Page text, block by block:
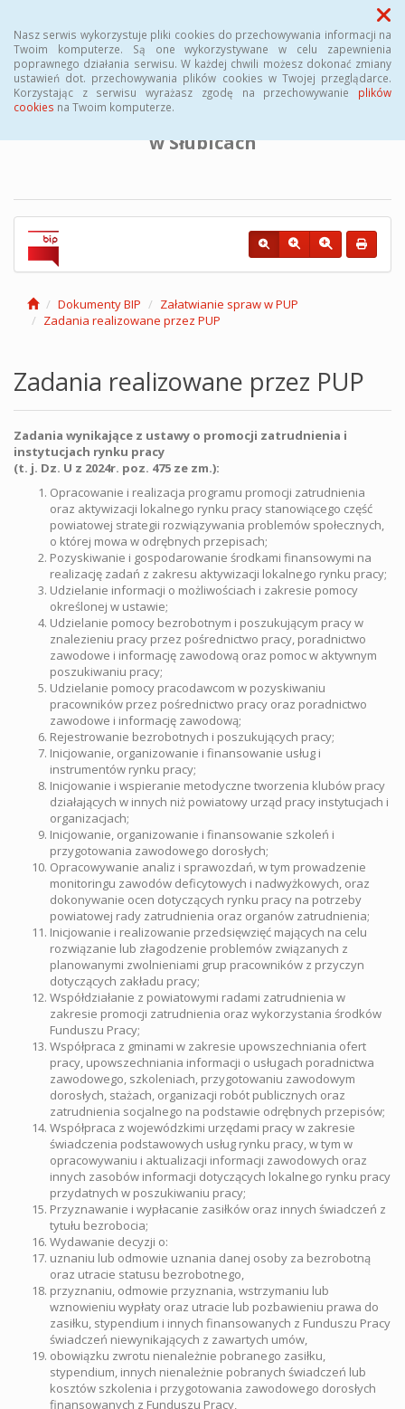
Nasz serwis wykorzystuje pliki cookies do przechowywania informacji na
Twoim komputerze. Są one wykorzystywane w celu zapewnienia
poprawnego działania serwisu. W każdej chwili możesz dokonać zmiany
ustawień dot. przechowywania plików cookies w Twojej przeglądarce.
Korzystając z serwisu wyrażasz zgodę na przechowywanie plików
cookies na Twoim komputerze.
Menu
BIULETYN INFORMACJI PUBLICZNEJ
Powiatowego Urzędu Pracy
w Słubicach
Dokumenty BIP
Załatwianie spraw w PUP
Zadania realizowane przez PUP
Zadania realizowane przez PUP
Zadania wynikające z ustawy o promocji zatrudnienia i
instytucjach rynku pracy
(t. j. Dz. U z 2024r. poz. 475 ze zm.):
Opracowanie i realizacja programu promocji zatrudnienia
oraz aktywizacji lokalnego rynku pracy stanowiącego część
powiatowej strategii rozwiązywania problemów społecznych,
o której mowa w odrębnych przepisach;
Pozyskiwanie i gospodarowanie środkami finansowymi na
realizację zadań z zakresu aktywizacji lokalnego rynku pracy;
Udzielanie informacji o możliwościach i zakresie pomocy
określonej w ustawie;
Udzielanie pomocy bezrobotnym i poszukującym pracy w
znalezieniu pracy przez pośrednictwo pracy, poradnictwo
zawodowe i informację zawodową oraz pomoc w aktywnym
poszukiwaniu pracy;
Udzielanie pomocy pracodawcom w pozyskiwaniu
pracowników przez pośrednictwo pracy oraz poradnictwo
zawodowe i informację zawodową;
Rejestrowanie bezrobotnych i poszukujących pracy;
Inicjowanie, organizowanie i finansowanie usług i
instrumentów rynku pracy;
Inicjowanie i wspieranie metodyczne tworzenia klubów pracy
działających w innych niż powiatowy urząd pracy instytucjach i
organizacjach;
Inicjowanie, organizowanie i finansowanie szkoleń i
przygotowania zawodowego dorosłych;
Opracowywanie analiz i sprawozdań, w tym prowadzenie
monitoringu zawodów deficytowych i nadwyżkowych, oraz
dokonywanie ocen dotyczących rynku pracy na potrzeby
powiatowej rady zatrudnienia oraz organów zatrudnienia;
Inicjowanie i realizowanie przedsięwzięć mających na celu
rozwiązanie lub złagodzenie problemów związanych z
planowanymi zwolnieniami grup pracowników z przyczyn
dotyczących zakładu pracy;
Współdziałanie z powiatowymi radami zatrudnienia w
zakresie promocji zatrudnienia oraz wykorzystania środków
Funduszu Pracy;
Współpraca z gminami w zakresie upowszechniania ofert
pracy, upowszechniania informacji o usługach poradnictwa
zawodowego, szkoleniach, przygotowaniu zawodowym
dorosłych, stażach, organizacji robót publicznych oraz
zatrudnienia socjalnego na podstawie odrębnych przepisów;
Współpraca z wojewódzkimi urzędami pracy w zakresie
świadczenia podstawowych usług rynku pracy, w tym w
opracowywaniu i aktualizacji informacji zawodowych oraz
innych zasobów informacji dotyczących lokalnego rynku pracy
przydatnych w poszukiwaniu pracy;
Przyznawanie i wypłacanie zasiłków oraz innych świadczeń z
tytułu bezrobocia;
Wydawanie decyzji o:
uznaniu lub odmowie uznania danej osoby za bezrobotną
oraz utracie statusu bezrobotnego,
przyznaniu, odmowie przyznania, wstrzymaniu lub
wznowieniu wypłaty oraz utracie lub pozbawieniu prawa do
zasiłku, stypendium i innych finansowanych z Funduszu Pracy
świadczeń niewynikających z zawartych umów,
obowiązku zwrotu nienależnie pobranego zasiłku,
stypendium, innych nienależnie pobranych świadczeń lub
kosztów szkolenia i przygotowania zawodowego dorosłych
finansowanych z Funduszu Pracy,